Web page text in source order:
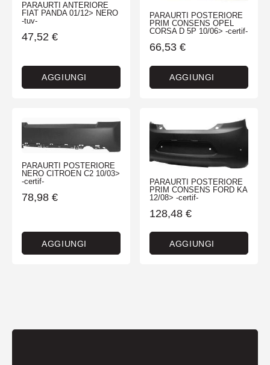
PARAURTI ANTERIORE
FIAT PANDA 01/12> NERO
-tuv-
47,52 €
AGGIUNGI
PARAURTI POSTERIORE
PRIM CONSENS OPEL
CORSA D 5P 10/06> -certif-
66,53 €
AGGIUNGI
PARAURTI POSTERIORE
NERO CITROEN C2 10/03>
-certif-
78,98 €
AGGIUNGI
PARAURTI POSTERIORE
PRIM CONSENS FORD KA
12/08> -certif-
128,48 €
AGGIUNGI